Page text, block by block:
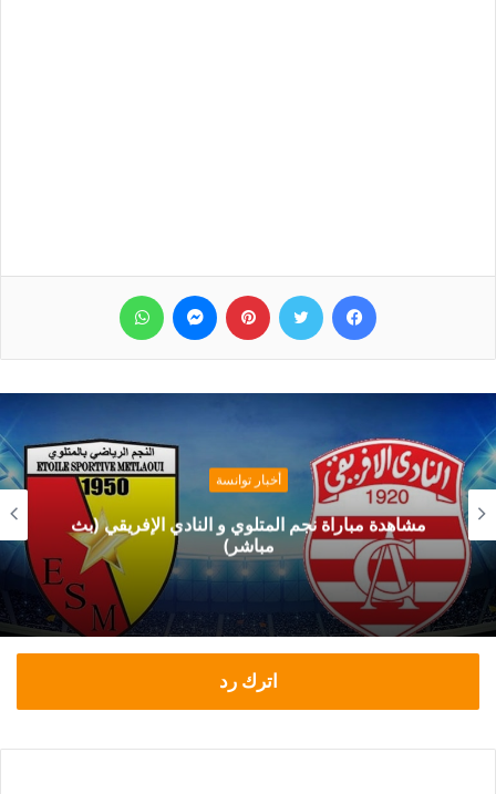
فيسبوك تويتر بينتيريست ماسنجر
أخبار توانسة
قرار رسمي من حمدي المدب بخصوص ماهر
الكنزاري
اترك رد